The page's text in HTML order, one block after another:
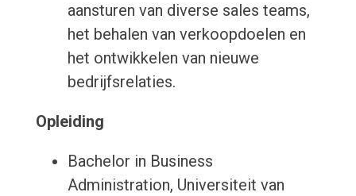
aansturen van diverse sales teams,
het behalen van verkoopdoelen en
het ontwikkelen van nieuwe
bedrijfsrelaties.
Opleiding
Bachelor in Business
Administration, Universiteit van